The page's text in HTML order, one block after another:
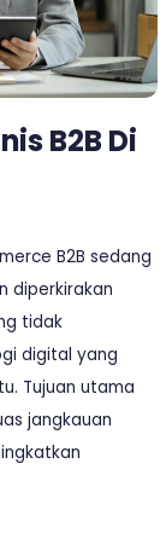
B2B Di
B2B sedang
diperkirakan
tidak
digital yang
Tujuan utama
jangkauan